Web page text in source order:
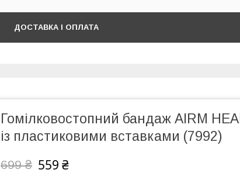
ДОСТАВКА І ОПЛАТА
Гомілковостопний бандаж AIRM
із пластиковими вставками (7992)
699 ₴ 559 ₴